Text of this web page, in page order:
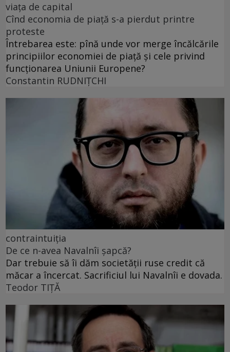
viața de capital
Cînd economia de piață s-a pierdut printre
proteste
Întrebarea este: pînă unde vor merge încălcările
principiilor economiei de piață și cele privind
funcționarea Uniunii Europene?
Constantin RUDNIŢCHI
contraintuiția
De ce n-avea Navalnîi șapcă?
Dar trebuie să îi dăm societății ruse credit că
măcar a încercat. Sacrificiul lui Navalnîi e dovada.
Teodor TIŢĂ